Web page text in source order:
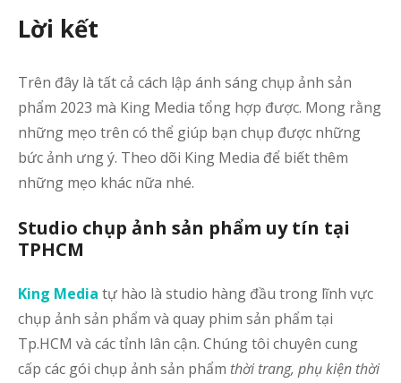
Lời kết
Trên đây là tất cả cách lập ánh sáng chụp ảnh sản
phẩm 2023 mà King Media tổng hợp được. Mong rằng
những mẹo trên có thể giúp bạn chụp được những
bức ảnh ưng ý. Theo dõi King Media để biết thêm
những mẹo khác nữa nhé.
Studio chụp ảnh sản phẩm uy tín tại
TPHCM
King Media tự hào là studio hàng đầu trong lĩnh vực
chụp ảnh sản phẩm và quay phim sản phẩm tại
Tp.HCM và các tỉnh lân cận. Chúng tôi chuyên cung
cấp các gói chụp ảnh sản phẩm thời trang, phụ kiện thời